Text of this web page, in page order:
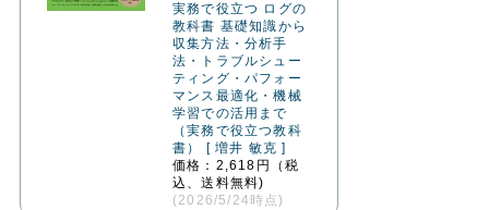
実務で役立つ ログの
教科書 基礎知識から
収集方法・分析手
法・トラブルシュー
ティング・パフォー
マンス最適化・機械
学習での活用まで
（実務で役立つ教科
書） [ 増井 敏克 ]
価格：2,618円（税
込、送料無料)
(2026/5/24時点)